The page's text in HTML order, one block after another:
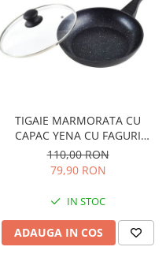
TIGAIE MARMORATA CU
CAPAC YENA CU FAGURI
22X22X4.8CM
110,00 RON
79,90 RON
IN STOC
ADAUGA IN COS